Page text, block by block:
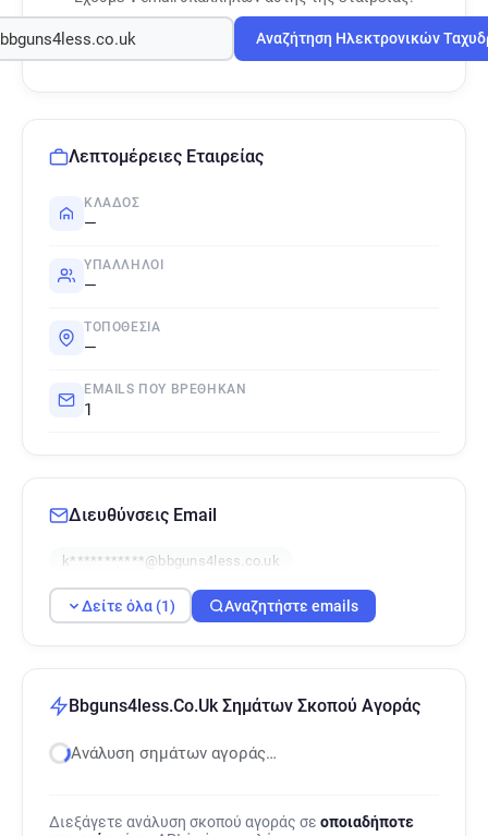
Αναζήτηση Ηλεκτρονικών
Λεπτομέρειες Εταιρείας
ΚΛΆΔΟΣ
—
ΥΠΆΛΛΗΛΟΙ
—
ΤΟΠΟΘΕΣΊΑ
—
EMAILS ΠΟΥ ΒΡΈΘΗΚΑΝ
1
Διευθύνσεις Email
k***********@bbguns4less.co.uk
Δείτε όλα (1) Αναζητήστε emails
Bbguns4less.Co.Uk Σημάτων Σκοπού Αγοράς
Ανάλυση σημάτων αγοράς…
Διεξάγετε ανάλυση σκοπού αγοράς σε οποιαδήποτε